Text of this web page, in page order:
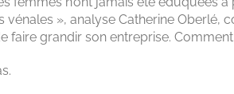
», analyse Catherine Oberlé,
faire grandir son entreprise.